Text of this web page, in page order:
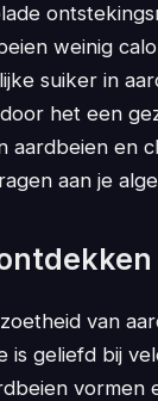
weinig
suiker in
het een
aardbeien en
aan je
van
is geliefd bij